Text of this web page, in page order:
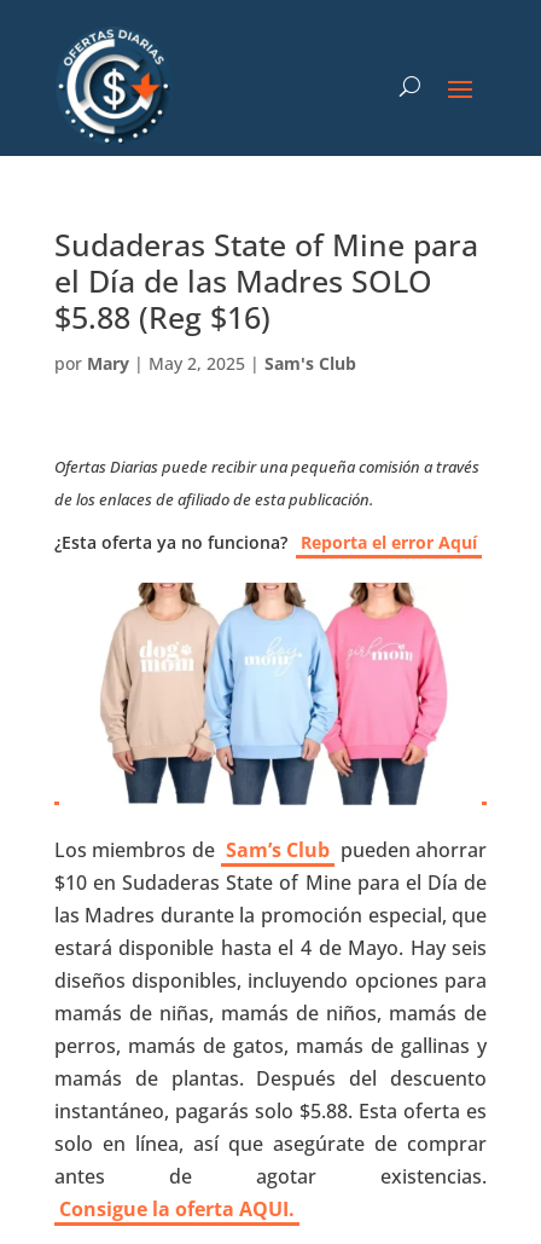
Sudaderas State of Mine para
el Día de las Madres SOLO
$5.88 (Reg $16)
por Mary| May 2, 2025| Sam's Club
Ofertas Diarias puede recibir una pequeña comisión a través
de los enlaces de afiliado de esta publicación.
¿Esta oferta ya no funciona? Reporta el error Aquí
Los miembros de Sam’s Club pueden ahorrar
$10 en Sudaderas State of Mine para el Día de
las Madres durante la promoción especial, que
estará disponible hasta el 4 de Mayo. Hay seis
diseños disponibles, incluyendo opciones para
mamás de niñas, mamás de niños, mamás de
perros, mamás de gatos, mamás de gallinas y
mamás de plantas. Después del descuento
instantáneo, pagarás solo $5.88. Esta oferta es
solo en línea, así que asegúrate de comprar
antes de agotar existencias.
Consigue la oferta AQUI.